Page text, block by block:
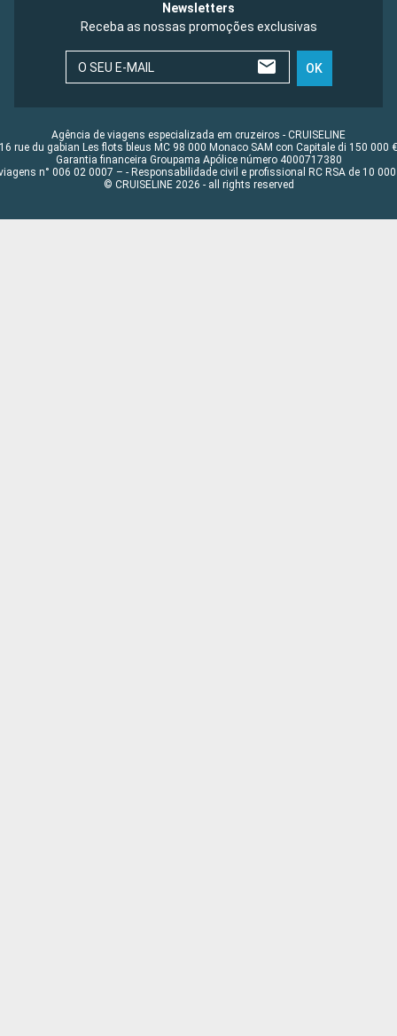
Newsletters
Receba as nossas promoções exclusivas
O SEU E-MAIL OK
Agência de viagens especializada em cruzeiros - CRUISELINE
16 rue du gabian Les flots bleus MC 98 000 Monaco SAM con Capitale di 150 000 €
Garantia financeira Groupama Apólice número 4000717380
n° 006 02 0007 – - Responsabilidade civil e profissional RC RSA de 10 000
© CRUISELINE 2026 - all rights reserved